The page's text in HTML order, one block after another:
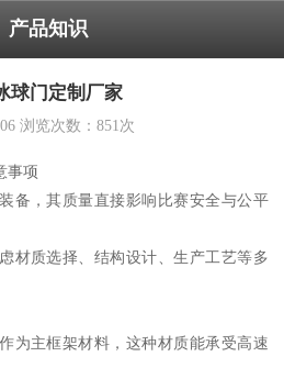
产品知识
球门定制厂家
浏览次数： 851次
事项
备，其质量直接影响比赛安全与公平
材质选择、结构设计、生产工艺等多
为主框架材料，这种材质能承受高速